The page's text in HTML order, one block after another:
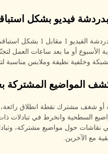
حاول بدء دردشة
الأسبوع أو ما بعد ساعات العمل
وخلفية نظيفة وملابس مناسبة
أو شغف مشترك نقطة انطلاق رائعة،
السطحية وانخرط في تبادلات
نقاشات حول مواضيع مشتركة،
مع الآخرين.